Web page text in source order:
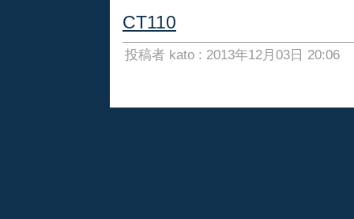
CT110
投稿者 kato : 2013年12月03日 20:06